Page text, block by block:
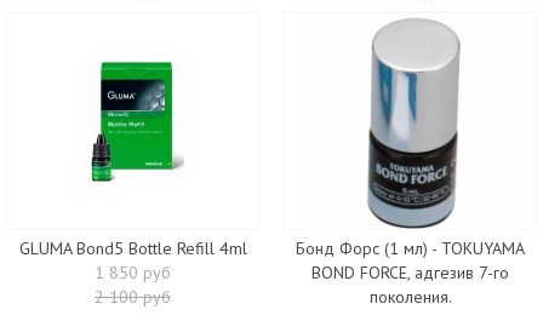
GLUMA Bond5 Bottle Refill 4ml
1 850 руб
2 100 руб
Бонд Форс (1 мл) - TOKUYAMA
BOND FORCE, адгезив 7-го
поколения.